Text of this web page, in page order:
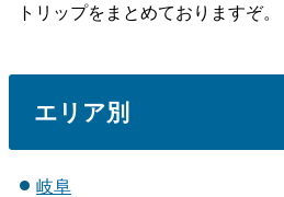
トリップをまとめておりますぞ。
エリア別
岐阜